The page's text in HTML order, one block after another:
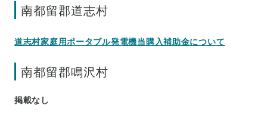
南都留郡道志村
道志村家庭用ポータブル発電機当購入補助金について
南都留郡鳴沢村
掲載なし